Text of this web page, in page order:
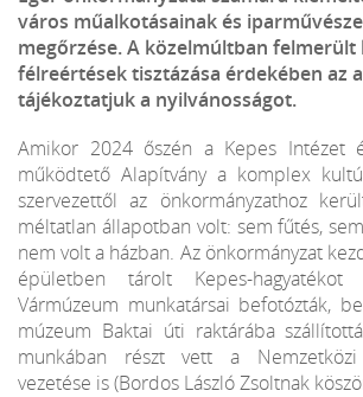
város műalkotásainak és
megőrzése. A közelmúltban felmerült
félreértések tisztázása érdekében az
tájékoztatjuk a nyilvánosságot.
Amikor 2024 őszén a Kepes Intézet
működtető Alapítvány a komplex
szervezettől az önkormányzathoz
méltatlan állapotban volt: sem fűtés,
nem volt a házban. Az önkormányzat
épületben tárolt Kepes-
Vármúzeum munkatársai befotózták,
múzeum Baktai úti raktárába
munkában részt vett a Nemzetközi
vezetése is (Bordos László Zsoltnak